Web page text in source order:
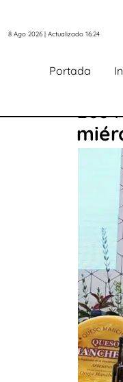
8 Ago 2026 | Actualizado 16:24
Portada
Los